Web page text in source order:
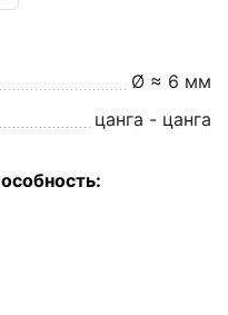
Ø ≈ 6 мм
цанга - цанга